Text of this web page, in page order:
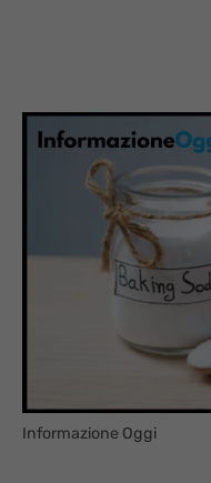
Informazione Oggi